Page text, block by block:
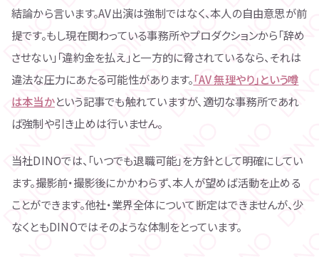
結論から言います。AV出演は強制ではなく、本人の自由意思が前
提です。もし現在関わっている事務所やプロダクションから「辞め
させない」「違約金を払え」と一方的に脅されているなら、それは
違法な圧力にあたる可能性があります。「AV 無理やり」という噂
は本当かという記事でも触れていますが、適切な事務所であれ
ば強制や引き止めは行いません。
当社DINOでは、「いつでも退職可能」を方針として明確にしてい
ます。撮影前・撮影後にかかわらず、本人が望めば活動を止める
ことができます。他社・業界全体について断定はできませんが、少
なくともDINOではそのような体制をとっています。